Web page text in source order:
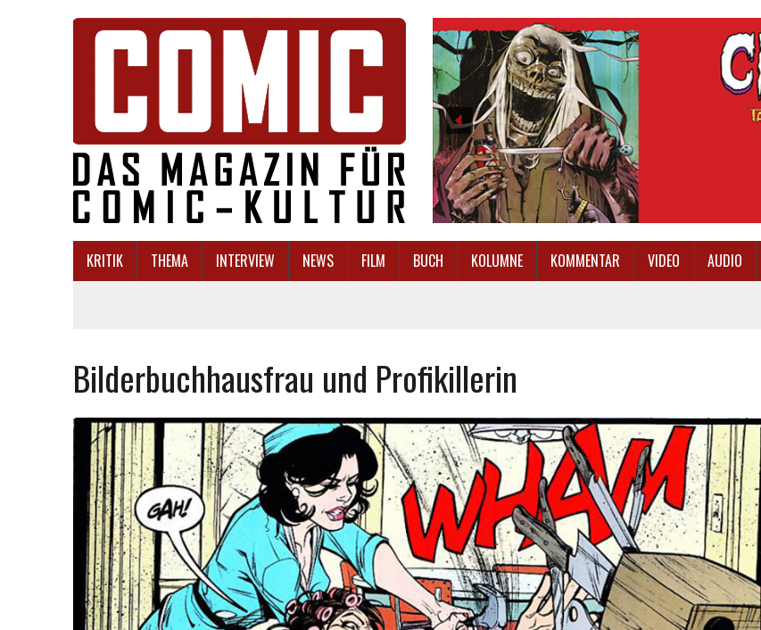
KRITIK THEMA INTERVIEW NEWS FILM BUCH KOLUMNE KOMMENTAR VIDEO AUDIO
Bilderbuchhausfrau und Profikillerin